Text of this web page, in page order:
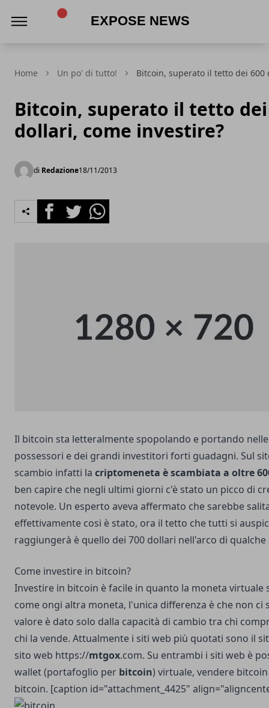
Home Un po' di tutto! Bitcoin, superato il tetto dei 600
Bitcoin, superato il tetto dei
dollari, come investire?
di Redazione18/11/2013
FacebookTwitterWhatsapp
Il bitcoin sta letteralmente spopolando e portando
possessori e dei grandi investitori forti guadagni. Sul
scambio infatti la criptomeneta è scambiata a oltre
ben capire che negli ultimi giorni c'è stato un picco di
notevole. Un esperto aveva affermato che sarebbe
effettivamente cosi è stato, ora il tetto che tutti si
raggiungerà è quello dei 700 dollari nell'arco di
Come investire in bitcoin?
Investire in bitcoin è facile in quanto la moneta
come ongi altra moneta, l'unica differenza è che non ci
valore è dato solo dalla capacità di cambio tra chi
chi la vende. Attualmente i siti web più quotati sono il
sito web https://mtgox.com. Su entrambi i siti web è
wallet (portafoglio per bitcoin) virtuale, vendere bitcoin
bitcoin. [caption id="attachment_4425"